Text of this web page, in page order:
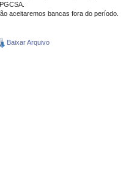
aceitaremos bancas fora do período.
Baixar Arquivo